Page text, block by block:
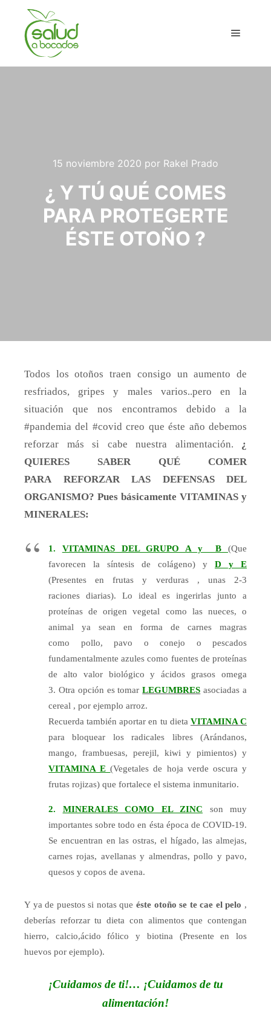
15 noviembre 2020 por Rakel Prado
¿ Y TÚ QUÉ COMES
PARA PROTEGERTE
ÉSTE OTOÑO ?
Todos los otoños traen consigo un aumento de
resfriados, gripes y males varios..pero en la
situación que nos encontramos debido a la
#pandemia del #covid creo que éste año debemos
reforzar más si cabe nuestra alimentación. ¿
QUIERES SABER QUÉ COMER
PARA REFORZAR LAS DEFENSAS DEL
ORGANISMO? Pues básicamente VITAMINAS y
MINERALES:
1. VITAMINAS DEL GRUPO A y B (Que
favorecen la síntesis de colágeno) y D y E
(Presentes en frutas y verduras , unas 2-3
raciones diarias). Lo ideal es ingerirlas junto a
proteínas de origen vegetal como las nueces, o
animal ya sean en forma de carnes magras
como pollo, pavo o conejo o pescados
fundamentalmente azules como fuentes de proteínas
de alto valor biológico y ácidos grasos omega
3. Otra opción es tomarLEGUMBRES asociadas a
cereal , por ejemplo arroz.
Recuerda también aportar en tu dieta VITAMINA C
para bloquear los radicales libres (Arándanos,
mango, frambuesas, perejil, kiwi y pimientos) y
VITAMINA E (Vegetales de hoja verde oscura y
frutas rojizas) que fortalece el sistema inmunitario.
2. MINERALES COMO EL ZINC
son muy
importantes sobre todo en ésta época de COVID-19.
Se encuentran en las ostras, el hígado,las almejas,
carnes rojas, avellanas y almendras, pollo y pavo,
quesos y copos de avena.
Y ya de puestos si notas que éste otoño se te cae el pelo ,
deberías reforzar tu dieta con alimentos que contengan
hierro, calcio,ácido fólico y biotina (Presente en los
huevos por ejemplo).
¡Cuidamos de ti!… ¡Cuidamos de tu
alimentación!